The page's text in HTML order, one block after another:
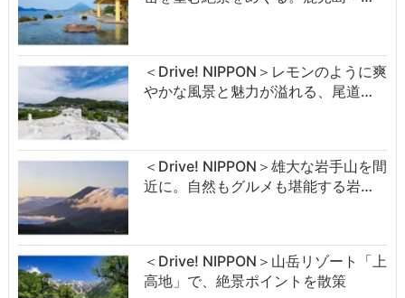
＜Drive! NIPPON＞レモンのように爽
やかな風景と魅力が溢れる、尾道…
＜Drive! NIPPON＞雄大な岩手山を間
近に。自然もグルメも堪能する岩…
＜Drive! NIPPON＞山岳リゾート「上
高地」で、絶景ポイントを散策